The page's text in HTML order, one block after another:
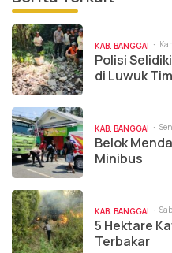
KAB. BANGGAI
Polisi
di Luwuk
KAB. BANGGAI
Belok
Minibus
KAB. BANGGAI
5 Hektare
Terbakar